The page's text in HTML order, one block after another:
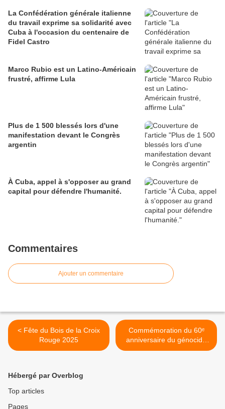
La Confédération générale italienne
du travail exprime sa solidarité avec
Cuba à l'occasion du centenaire de
Fidel Castro
Marco Rubio est un Latino-Américain
frustré, affirme Lula
Plus de 1 500 blessés lors d'une
manifestation devant le Congrès
argentin
À Cuba, appel à s'opposer au grand
capital pour défendre l'humanité.
Commentaires
Ajouter un commentaire
< Fête du Bois de la Croix
Rouge 2025
Commémoration du 60ᵉ
anniversaire du génocide
de 1965-1966 en Indonésie
Hébergé par Overblog
Top articles
Pages